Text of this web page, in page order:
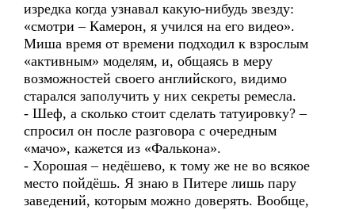
изредка когда узнавал какую-нибудь звезду:
«смотри – Камерон, я учился на его видео».
Миша время от времени подходил к взрослым
«активным» моделям, и, общаясь в меру
возможностей своего английского, видимо
старался заполучить у них секреты ремесла.
- Шеф, а сколько стоит сделать татуировку? –
спросил он после разговора с очередным
«мачо», кажется из «Фалькона».
- Хорошая – недёшево, к тому же не во всякое
место пойдёшь. Я знаю в Питере лишь пару
заведений, которым можно доверять. Вообще,